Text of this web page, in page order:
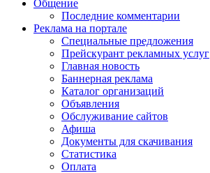
Общение
Последние комментарии
Реклама на портале
Специальные предложения
Прейскурант рекламных услуг
Главная новость
Баннерная реклама
Каталог организаций
Объявления
Обслуживание сайтов
Афиша
Документы для скачивания
Статистика
Оплата